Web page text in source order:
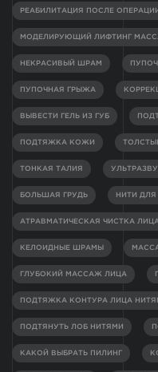
РЕАБИЛИТАЦИЯ ПОСЛЕ ОПЕРАЦИИ
МОДЕЛИРУЮЩИЙ ЛИФТИНГ
НЕКРАСИВЫЙ ШРАМ
ПУПОЧНАЯ ГРЫЖА
ВЫВЕСТИ ГЕЛЬ ИЗ ГУБ
ПОДТЯЖКА КОЖИ
ТОНКАЯ ТАЛИЯ
БОЛЬШАЯ ГРУДЬ НИТИ
АТРАВМАТИЧЕСКАЯ ЧИСТКА ЛИЦА
КЕЛОИДНЫЕ ШРАМЫ
ГЛУБОКИЙ МАССАЖ ЛИЦА
ПОДТЯЖКА КОНТУРА ЛИЦА
ПОДТЯНУТЬ ЛОБ НИТЯМИ
КАКОЙ ВЫБРАТЬ ПИЛИНГ